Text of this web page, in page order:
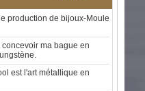
gravure laser
personnalisée,
en vrac
ODM, vente en gros
en carbure de
production de bijoux-Moule
ma bague en
est l'art métallique en